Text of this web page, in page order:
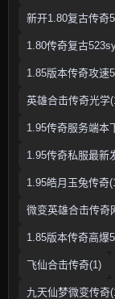
新开1.80复古传奇
1.80传奇复古
1.85版本传奇攻速
英雄合击传奇光学
1.95传奇服务端本
1.95传奇私服最新
1.95皓月玉兔传奇
微变英雄合击传奇
1.85版本传奇高爆
飞仙合击传奇(1)
九天仙梦微变传奇